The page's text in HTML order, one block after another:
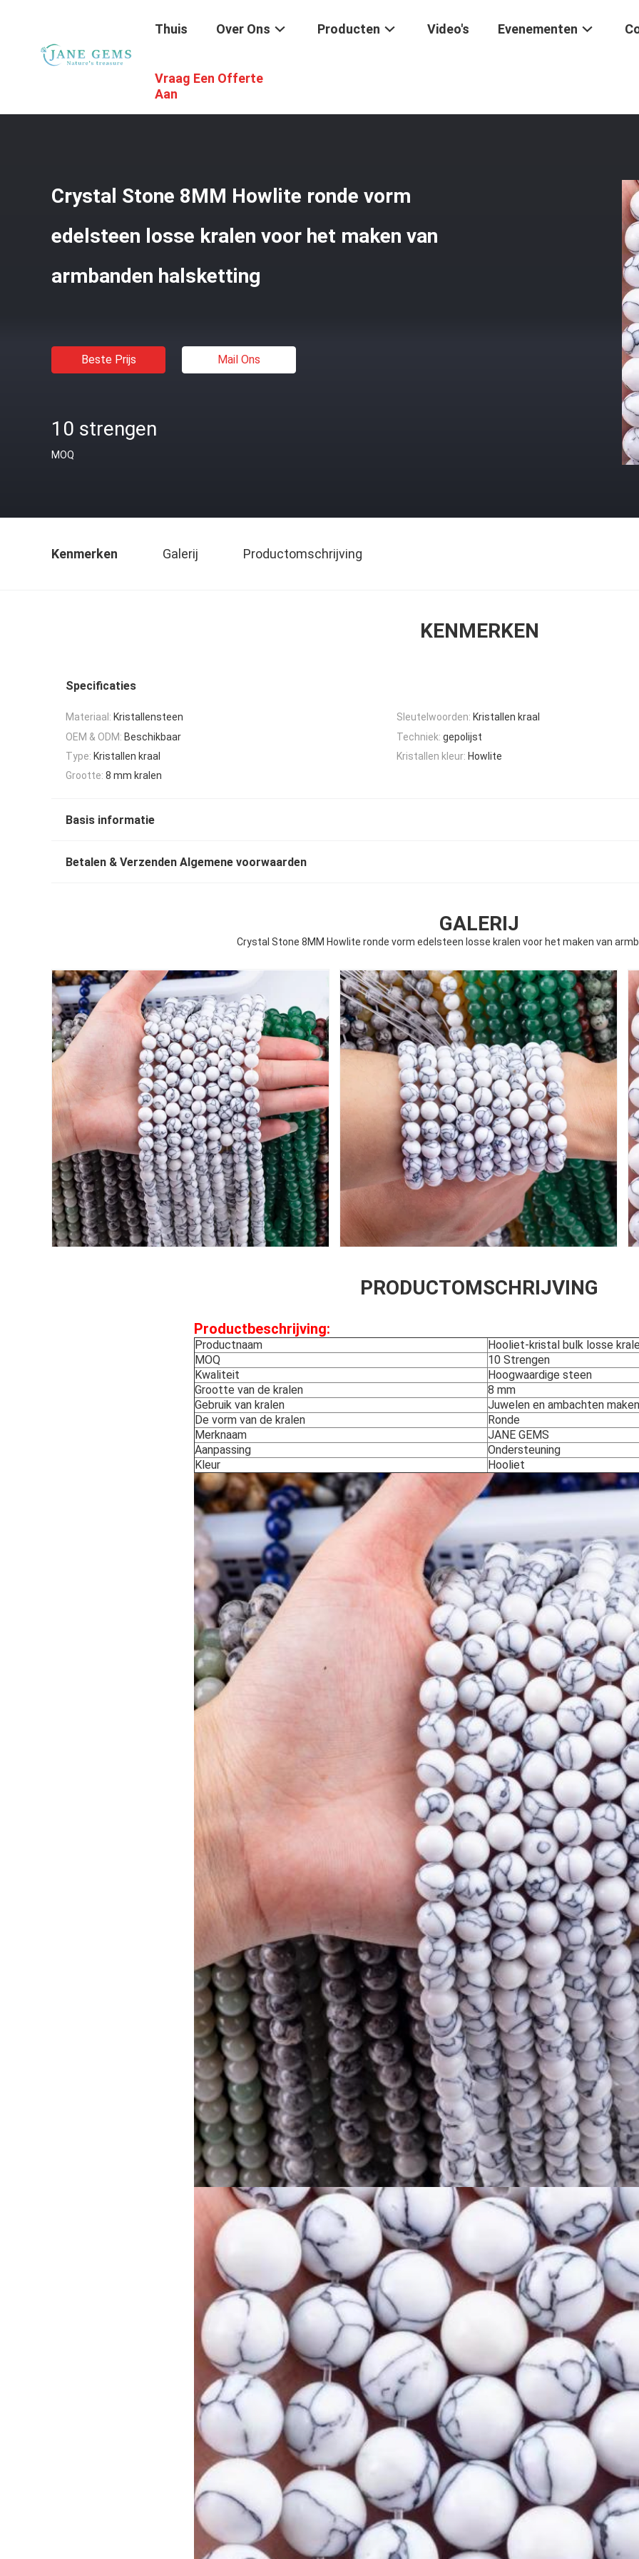
Thuis Over Ons Producten Video's Evenementen
Vraag Een Offerte
Aan
Edelstenenkralen / Crystal Stone 8MM Howlite Ronde Vorm Edelsteen Losse Kralen Voor Het Maken Van
Crystal Stone 8MM Howlite ronde vorm
edelsteen losse kralen voor het maken van
armbanden halsketting
Beste Prijs Mail Ons
10 strengen
MOQ
Kenmerken Galerij Productomschrijving
KENMERKEN
Specificaties
Materiaal: Kristallensteen Sleutelwoorden: Kristallen kraal
OEM & ODM: Beschikbaar Techniek: gepolijst
Type: Kristallen kraal Kristallen kleur: Howlite
Grootte: 8 mm kralen
Basis informatie
Betalen & Verzenden Algemene voorwaarden
GALERIJ
Crystal Stone 8MM Howlite ronde vorm edelsteen losse kralen voor het maken van
PRODUCTOMSCHRIJVING
Productbeschrijving:
Productnaam
Hooliet-kristal bulk losse
MOQ
10 Strengen
Kwaliteit
Hoogwaardige steen
Grootte van de kralen
8 mm
Gebruik van kralen
Juwelen en ambachten maken
De vorm van de kralen
Ronde
Merknaam
JANE GEMS
Aanpassing
Ondersteuning
Kleur
Hooliet